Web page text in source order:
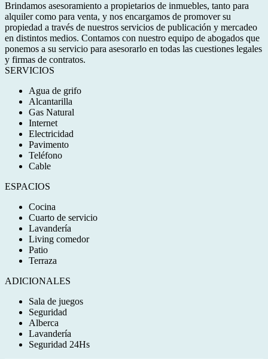
Brindamos asesoramiento a propietarios de inmuebles, tanto para
alquiler como para venta, y nos encargamos de promover su
propiedad a través de nuestros servicios de publicación y mercadeo
en distintos medios. Contamos con nuestro equipo de abogados que
ponemos a su servicio para asesorarlo en todas las cuestiones legales
y firmas de contratos.
SERVICIOS
Agua de grifo
Alcantarilla
Gas Natural
Internet
Electricidad
Pavimento
Teléfono
Cable
ESPACIOS
Cocina
Cuarto de servicio
Lavandería
Living comedor
Patio
Terraza
ADICIONALES
Sala de juegos
Seguridad
Alberca
Lavandería
Seguridad 24Hs